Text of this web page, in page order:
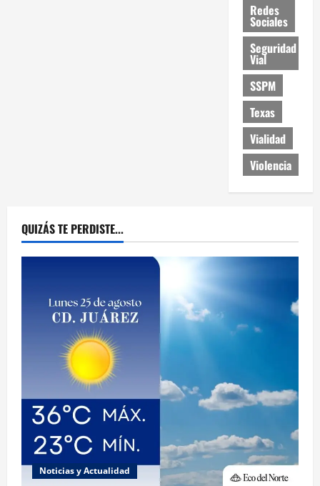
Redes
Sociales
Seguridad
Vial
SSPM
Texas
Vialidad
Violencia
QUIZÁS TE PERDISTE...
Noticias y Actualidad